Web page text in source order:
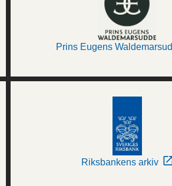
Prins Eugens
Riksbankens arkiv